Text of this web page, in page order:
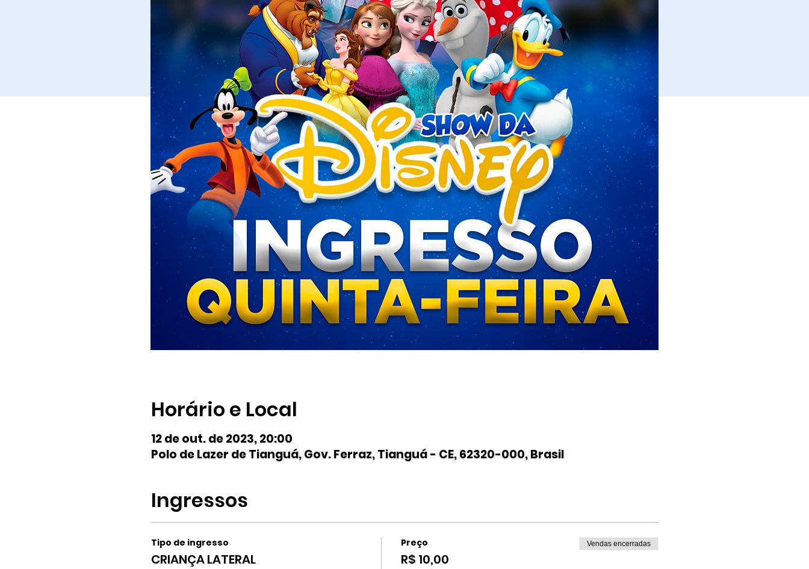
Horário e Local
12 de out. de 2023, 20:00
Polo de Lazer de Tianguá, Gov. Ferraz, Tianguá - CE, 62320-000, Brasil
Ingressos
Tipo de ingresso
CRIANÇA LATERAL
Preço
R$ 10,00
Vendas encerradas